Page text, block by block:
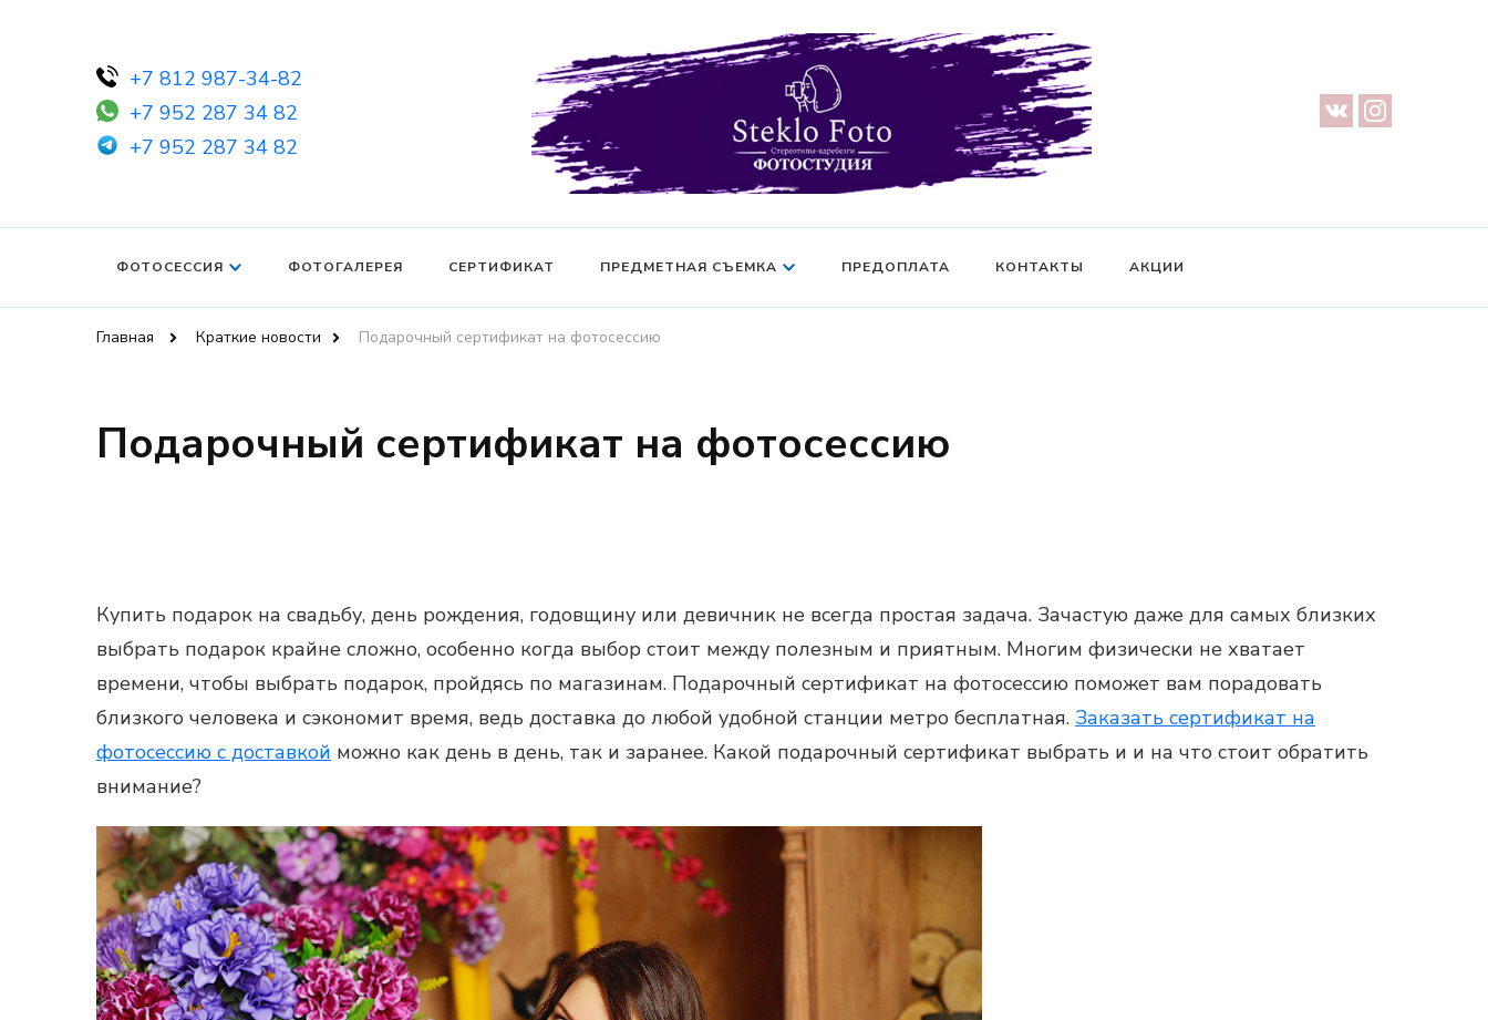
+7 812 987-34-82
+7 952 287 34 82
+7 952 287 34 82
манекен — Сертификат на фотосессию
ФОТОСЕССИЯ ФОТОГАЛЕРЕЯ СЕРТИФИКАТ ПРЕДМЕТНАЯ СЪЕМКА ПРЕДОПЛАТА КОНТАКТЫ АКЦИИ
Главная Краткие новости Подарочный сертификат на фотосессию
Подарочный сертификат на фотосессию
Купить подарок на свадьбу, день рождения, годовщину или девичник не всегда простая задача. Зачастую даже для самых близких
выбрать подарок крайне сложно, особенно когда выбор стоит между полезным и приятным. Многим физически не хватает
времени, чтобы выбрать подарок, пройдясь по магазинам. Подарочный сертификат на фотосессию поможет вам порадовать
близкого человека и сэкономит время, ведь доставка до любой удобной станции метро бесплатная. Заказать сертификат на
фотосессию с доставкой можно как день в день, так и заранее. Какой подарочный сертификат выбрать и и на что стоит обратить
внимание?